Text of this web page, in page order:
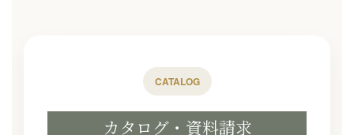
CATALOG
カタログ・資料請求